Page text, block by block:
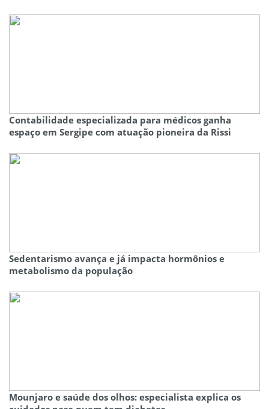
Contabilidade especializada para médicos ganha
espaço em Sergipe com atuação pioneira da Rissi
Sedentarismo avança e já impacta hormônios e
metabolismo da população
Mounjaro e saúde dos olhos: especialista explica os